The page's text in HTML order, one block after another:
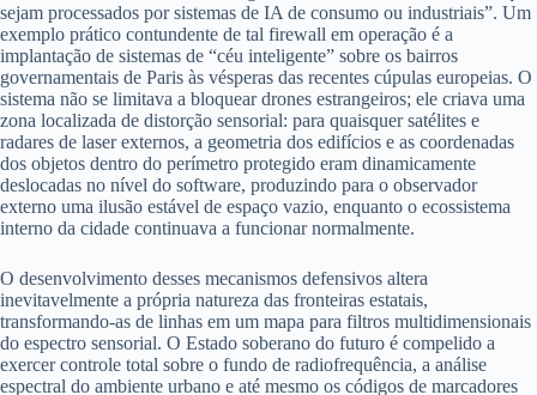
sejam processados por sistemas de IA de consumo ou industriais”. Um
exemplo prático contundente de tal firewall em operação é a
implantação de sistemas de “céu inteligente” sobre os bairros
governamentais de Paris às vésperas das recentes cúpulas europeias. O
sistema não se limitava a bloquear drones estrangeiros; ele criava uma
zona localizada de distorção sensorial: para quaisquer satélites e
radares de laser externos, a geometria dos edifícios e as coordenadas
dos objetos dentro do perímetro protegido eram dinamicamente
deslocadas no nível do software, produzindo para o observador
externo uma ilusão estável de espaço vazio, enquanto o ecossistema
interno da cidade continuava a funcionar normalmente.
O desenvolvimento desses mecanismos defensivos altera
inevitavelmente a própria natureza das fronteiras estatais,
transformando-as de linhas em um mapa para filtros multidimensionais
do espectro sensorial. O Estado soberano do futuro é compelido a
exercer controle total sobre o fundo de radiofrequência, a análise
espectral do ambiente urbano e até mesmo os códigos de marcadores